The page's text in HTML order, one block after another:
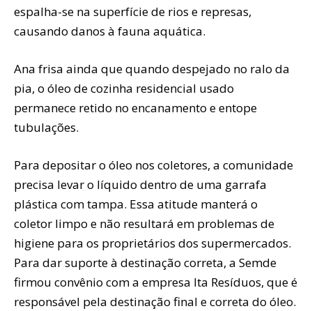
espalha-se na superfície de rios e represas,
causando danos à fauna aquática.
Ana frisa ainda que quando despejado no ralo da
pia, o óleo de cozinha residencial usado
permanece retido no encanamento e entope
tubulações.
Para depositar o óleo nos coletores, a comunidade
precisa levar o líquido dentro de uma garrafa
plástica com tampa. Essa atitude manterá o
coletor limpo e não resultará em problemas de
higiene para os proprietários dos supermercados.
Para dar suporte à destinação correta, a Semde
firmou convênio com a empresa Ita Resíduos, que é
responsável pela destinação final e correta do óleo.